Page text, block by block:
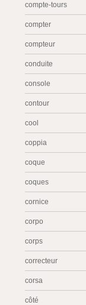
compte-tours
compter
compteur
conduite
console
contour
cool
coppia
coque
coques
cornice
corpo
corps
correcteur
corsa
côté